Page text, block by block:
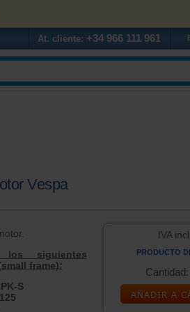
At. cliente: +34 966 111 961
Vespa
IVA
PRODUCTO
Cantidad:
los siguientes
frame):
S